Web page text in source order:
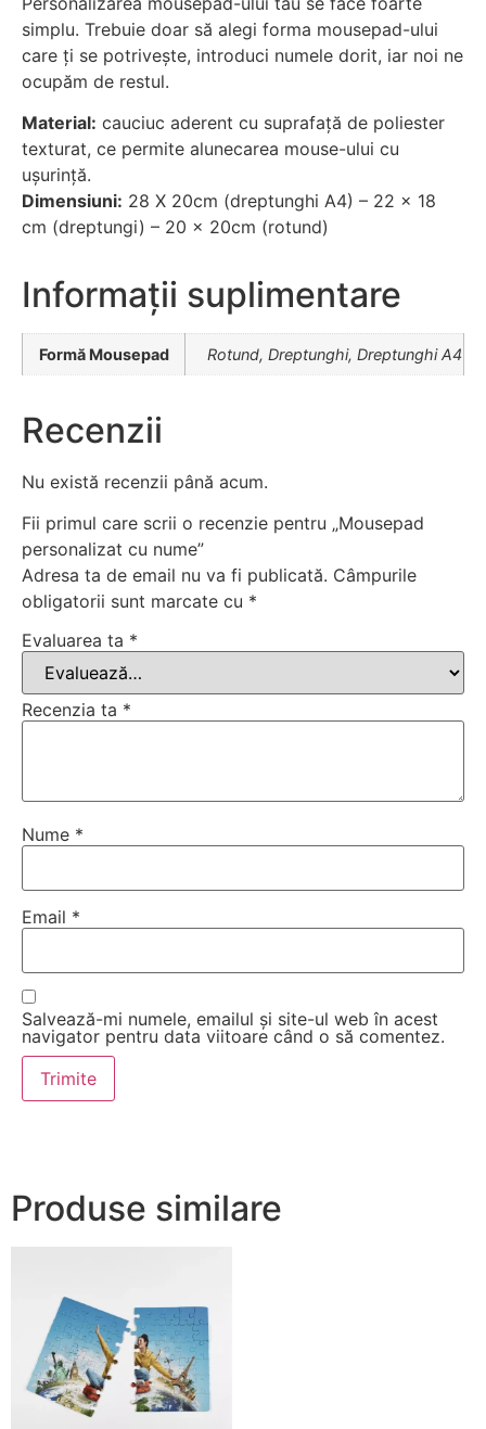
simplu. Trebuie doar să alegi forma mousepad-ului
care ți se potrivește, introduci numele dorit, iar noi ne
ocupăm de restul.
Material: cauciuc aderent cu suprafață de poliester
texturat, ce permite alunecarea mouse-ului cu
ușurință.
Dimensiuni: 28 X 20cm (dreptunghi A4) – 22 x 18
cm (dreptungi) – 20 x 20cm (rotund)
Informații suplimentare
Formă Mousepad Rotund, Dreptunghi, Dreptunghi A4
Recenzii
Nu există recenzii până acum.
Fii primul care scrii o recenzie pentru „Mousepad
personalizat cu nume”
Adresa ta de email nu va fi publicată. Câmpurile
obligatorii sunt marcate cu *
Evaluarea ta *
Recenzia ta *
Nume *
Email *
Salvează-mi numele, emailul și site-ul web în acest
navigator pentru data viitoare când o să comentez.
Produse similare